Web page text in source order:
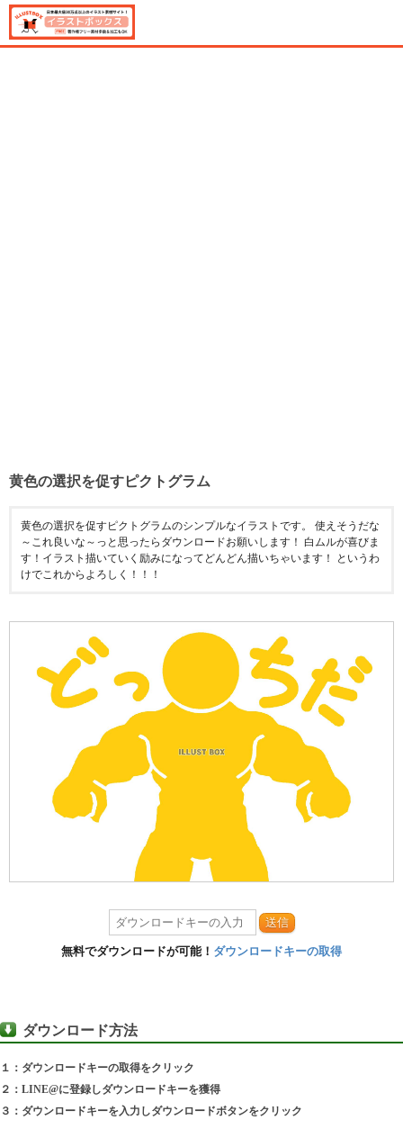
黄色の選択を促すピクトグラム
黄色の選択を促すピクトグラムのシンプルなイラストです。 使えそうだな
～これ良いな～っと思ったらダウンロードお願いします！ 白ムルが喜びま
す！イラスト描いていく励みになってどんどん描いちゃいます！ というわ
けでこれからよろしく！！！
送信
無料でダウンロードが可能！ ダウンロードキーの取得
ダウンロード方法
１：ダウンロードキーの取得をクリック
２：LINE@に登録しダウンロードキーを獲得
３：ダウンロードキーを入力しダウンロードボタンをクリック